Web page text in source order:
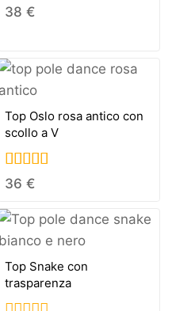
0
5
38 €
Top Oslo rosa antico con
scollo a V
5.00
36 €
Top Snake con
trasparenza